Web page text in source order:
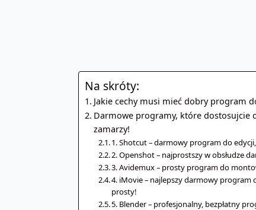
Na skróty:
Jakie cechy musi mieć dobry program
Darmowe programy, które dostosujcie
zamarzy!
1. Shotcut – darmowy program do
2. Openshot – najprostszy w obsłudze
3. Avidemux – prosty program do
4. iMovie – najlepszy darmowy program
prosty!
5. Blender – profesjonalny, bezpłatny